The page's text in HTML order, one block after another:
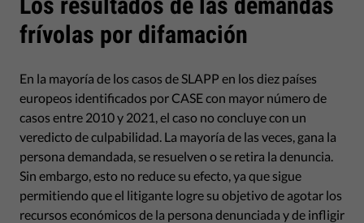
frívolas por difamación
En la mayoría de los casos de SLAPP en los diez países
europeos identificados por CASE con mayor número de
casos entre 2010 y 2021, el caso no concluye con un
veredicto de culpabilidad. La mayoría de las veces, gana la
persona demandada, se resuelven o se retira la denuncia.
Sin embargo, esto no reduce su efecto, ya que sigue
permitiendo que el litigante logre su objetivo de agotar los
recursos económicos de la persona denunciada y de infligir